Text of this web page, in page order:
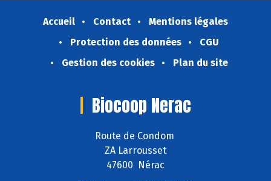
Accueil Contact
Mentions légales
Protection des données
CGU
Gestion des cookies
Plan du site
Biocoop Nerac
Route de Condom
ZA Larrousset
47600 Nérac